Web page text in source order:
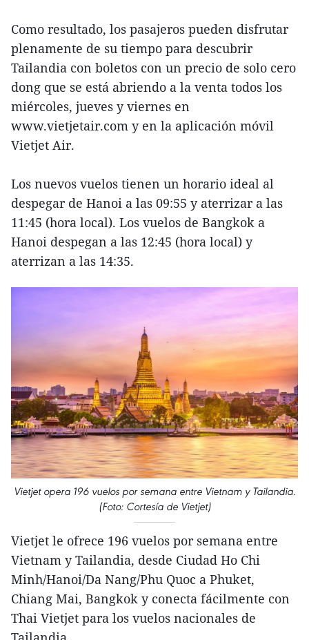
Como resultado, los pasajeros pueden disfrutar
plenamente de su tiempo para descubrir
Tailandia con boletos con un precio de solo cero
dong que se está abriendo a la venta todos los
miércoles, jueves y viernes en
www.vietjetair.com y en la aplicación móvil
Vietjet Air.
Los nuevos vuelos tienen un horario ideal al
despegar de Hanoi a las 09:55 y aterrizar a las
11:45 (hora local). Los vuelos de Bangkok a
Hanoi despegan a las 12:45 (hora local) y
aterrizan a las 14:35.
Vietjet opera 196 vuelos por semana entre Vietnam y Tailandia.
(Foto: Cortesía de Vietjet)
Vietjet le ofrece 196 vuelos por semana entre
Vietnam y Tailandia, desde Ciudad Ho Chi
Minh/Hanoi/Da Nang/Phu Quoc a Phuket,
Chiang Mai, Bangkok y conecta fácilmente con
Thai Vietjet para los vuelos nacionales de